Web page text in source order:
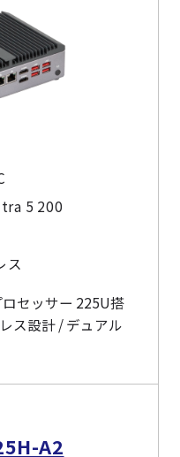
5 200
ス
セッサー 225U搭
ス設計 / デュアル
A2